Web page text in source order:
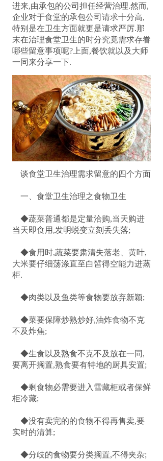
进来,由承包的公司担任经营治理.然而,
企业对于食堂的承包公司请求十分高,
特别是在卫生方面就更是请求严厉.那
末在治理食堂卫生的时分究竟需求存眷
哪些留意事项呢?上面,餐饮就以及大师
一同来分享一下.
谈食堂卫生治理需求留意的四个方面
一、食堂卫生治理之食物卫生
◆蔬菜普通都是定量洽购,当天购进
当天即食用,发明蜕变立刻丢失落;
◆食用时,蔬菜要肃清失落老、黄叶,
大米要仔细荡涤直至白皙得空能力进蒸
柜.
◆肉类以及鱼类等食物要放弃新颖;
◆菜要保障炒熟炒好,油炸食物不克
不及炸焦;
◆生食以及熟食不克不及放在一同,
要离开搁置,熟食要有特地的厨具安置;
◆剩食物必需要进入雪藏柜或者保鲜
柜冷藏;
◆没有卖完的的食物不得再售卖,要
实时的清算;
◆分歧的食物要分类搁置,不得夹杂;